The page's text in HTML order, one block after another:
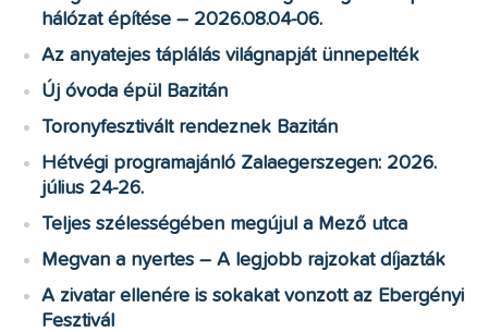
hálózat építése – 2026.08.04-06.
Az anyatejes táplálás világnapját ünnepelték
Új óvoda épül Bazitán
Toronyfesztivált rendeznek Bazitán
Hétvégi programajánló Zalaegerszegen: 2026.
július 24-26.
Teljes szélességében megújul a Mező utca
Megvan a nyertes – A legjobb rajzokat díjazták
A zivatar ellenére is sokakat vonzott az Ebergényi
Fesztivál